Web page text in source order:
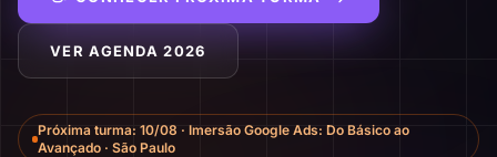
VER AGENDA 2026
Próxima turma: 10/08 · Imersão Google Ads: Do Básico ao
Avançado · São Paulo